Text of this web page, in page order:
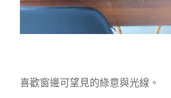
喜歡窗邊可望見的綠意與光線。